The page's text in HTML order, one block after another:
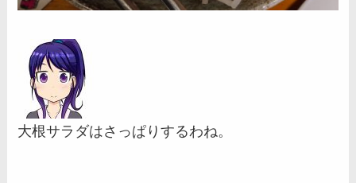
大根サラダはさっぱりするわね。